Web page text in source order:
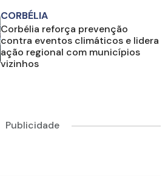
CORBÉLIA
Corbélia reforça prevenção
contra eventos climáticos e lidera
ação regional com municípios
vizinhos
Publicidade